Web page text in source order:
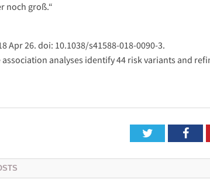
noch groß.“
Apr 26. doi: 10.1038/s41588-018-0090-3.
analyses identify 44 risk variants and
Twitter